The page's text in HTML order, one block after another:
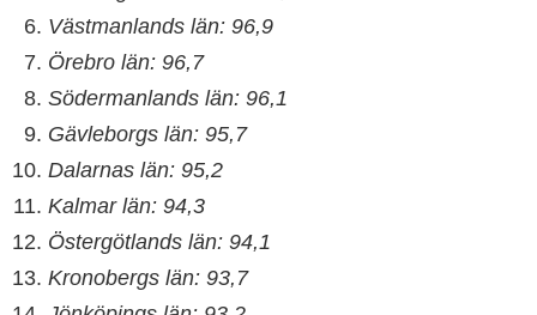
Västmanlands län: 96,9
Örebro län: 96,7
Södermanlands län: 96,1
Gävleborgs län: 95,7
Dalarnas län: 95,2
Kalmar län: 94,3
Östergötlands län: 94,1
Kronobergs län: 93,7